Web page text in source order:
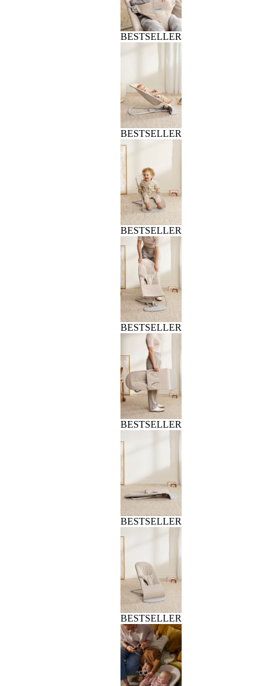
BESTSELLER
BESTSELLER
BESTSELLER
BESTSELLER
BESTSELLER
BESTSELLER
BESTSELLER